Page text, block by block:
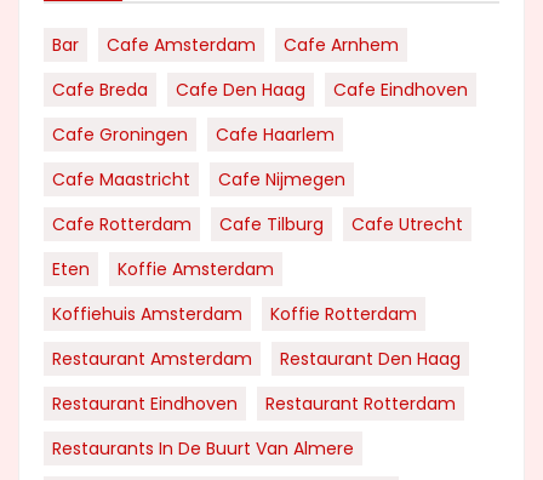
Bar Cafe Amsterdam
Cafe Arnhem
Cafe Breda
Cafe Den Haag
Cafe Eindhoven
Cafe Groningen
Cafe Haarlem
Cafe Maastricht
Cafe Nijmegen
Cafe Rotterdam
Cafe Tilburg
Cafe Utrecht
Eten
Koffie Amsterdam
Koffiehuis Amsterdam
Koffie Rotterdam
Restaurant Amsterdam
Restaurant Den Haag
Restaurant Eindhoven
Restaurant Rotterdam
Restaurants In De Buurt Van Almere